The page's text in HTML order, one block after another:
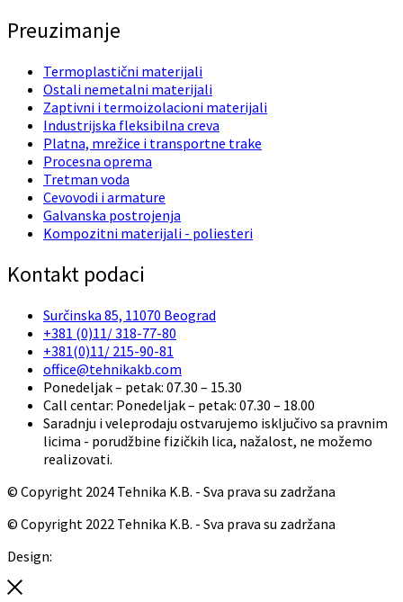
Preuzimanje
Termoplastični materijali
Ostali nemetalni materijali
Zaptivni i termoizolacioni materijali
Industrijska fleksibilna creva
Platna, mrežice i transportne trake
Procesna oprema
Tretman voda
Cevovodi i armature
Galvanska postrojenja
Kompozitni materijali - poliesteri
Kontakt podaci
Surčinska 85, 11070 Beograd
+381 (0)11/ 318-77-80
+381(0)11/ 215-90-81
office@tehnikakb.com
Ponedeljak – petak: 07.30 – 15.30
Call centar: Ponedeljak – petak: 07.30 – 18.00
Saradnju i veleprodaju ostvarujemo isključivo sa pravnim
licima - porudžbine fizičkih lica, nažalost, ne možemo
realizovati.
© Copyright 2024 Tehnika K.B. - Sva prava su zadržana
© Copyright 2022 Tehnika K.B. - Sva prava su zadržana
Design: